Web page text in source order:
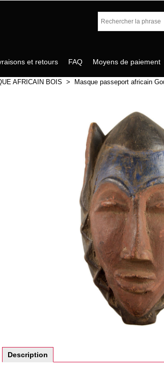
et retours FAQ Moyens de paiement
AFRICAIN BOIS > Masque passeport africain
Description